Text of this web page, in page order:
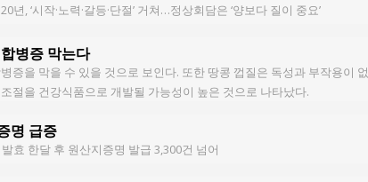
년, ‘시작·노력·갈등·단절’ 거쳐…정상회담은 ‘양보다 질이 중요’
병증 막는다
증을 막을 수 있을 것으로 보인다. 또한 땅콩 껍질은 독성과 부작용이 없
절을 건강식품으로 개발될 가능성이 높은 것으로 나타났다.
명 급증
발효 한달 후 원산지증명 발급 3,300건 넘어